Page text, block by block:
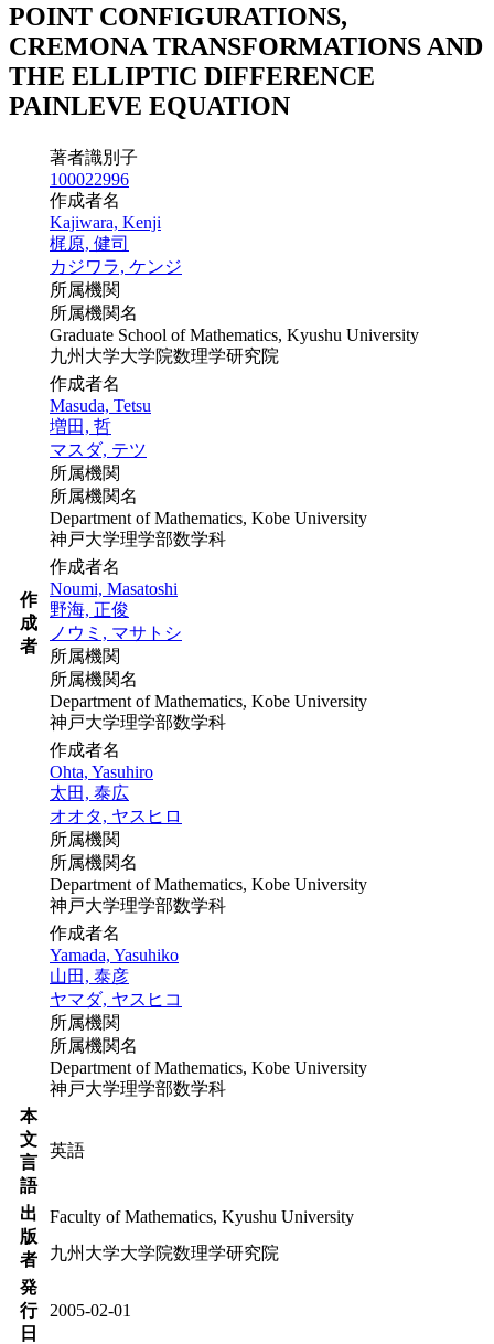
POINT CONFIGURATIONS,
CREMONA TRANSFORMATIONS AND
THE ELLIPTIC DIFFERENCE
PAINLEVE EQUATION
作
成
者
著者識別子
100022996
作成者名
Kajiwara, Kenji
梶原, 健司
カジワラ, ケンジ
所属機関
所属機関名
Graduate School of Mathematics, Kyushu University
九州大学大学院数理学研究院
作成者名
Masuda, Tetsu
増田, 哲
マスダ, テツ
所属機関
所属機関名
Department of Mathematics, Kobe University
神戸大学理学部数学科
作成者名
Noumi, Masatoshi
野海, 正俊
ノウミ, マサトシ
所属機関
所属機関名
Department of Mathematics, Kobe University
神戸大学理学部数学科
作成者名
Ohta, Yasuhiro
太田, 泰広
オオタ, ヤスヒロ
所属機関
所属機関名
Department of Mathematics, Kobe University
神戸大学理学部数学科
作成者名
Yamada, Yasuhiko
山田, 泰彦
ヤマダ, ヤスヒコ
所属機関
所属機関名
Department of Mathematics, Kobe University
神戸大学理学部数学科
本
文
言
語
英語
出
版
者
Faculty of Mathematics, Kyushu University
九州大学大学院数理学研究院
発
行
日
2005-02-01